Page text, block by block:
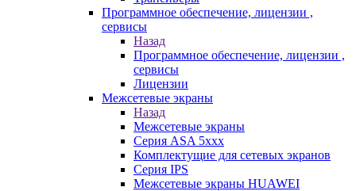
Программное обеспечение, лицензии ,
сервисы
Назад
Программное обеспечение, лицензии ,
сервисы
Лицензии
Межсетевые экраны
Назад
Межсетевые экраны
Серия ASA 5xxx
Комплектущие для сетевых экранов
Серия IPS
Межсетевые экраны HUAWEI